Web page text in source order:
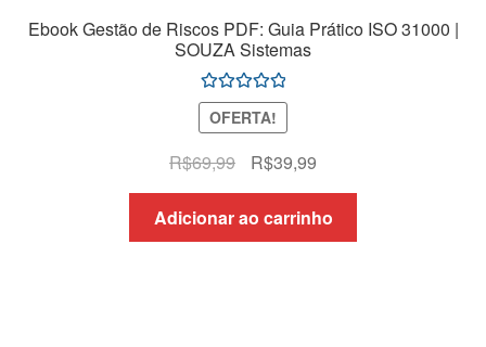
Ebook Gestão de Riscos PDF: Guia Prático ISO 31000 |
SOUZA Sistemas
Avaliação
5.00de 5
OFERTA!
R$69,99
O
preço
original
era:
R$39,99O
preço
atual
é:
Adicionar ao carrinho